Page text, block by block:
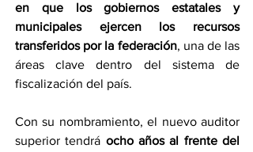
en que los gobiernos estatales y
municipales ejercen los recursos
transferidos por la federación, una de las
áreas clave dentro del sistema de
fiscalización del país.
Con su nombramiento, el nuevo auditor
superior tendrá ocho años al frente del